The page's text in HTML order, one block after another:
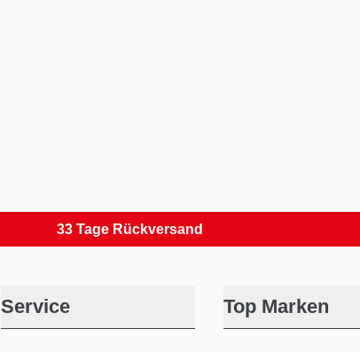
33 Tage Rückversand
Service Top Marken